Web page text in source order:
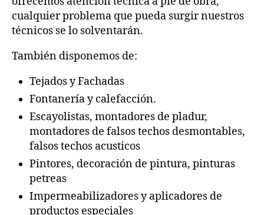
cualquier problema que pueda surgir nuestros
técnicos se lo solventarán.
También disponemos de:
Tejados y Fachadas
Fontanería y calefacción.
Escayolistas, montadores de pladur,
montadores de falsos techos desmontables,
falsos techos acusticos
Pintores, decoración de pintura, pinturas
petreas
Impermeabilizadores y aplicadores de
productos especiales